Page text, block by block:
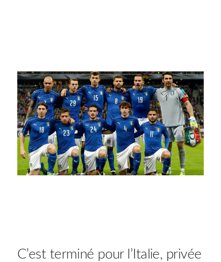
C’est terminé pour l’Italie, privée